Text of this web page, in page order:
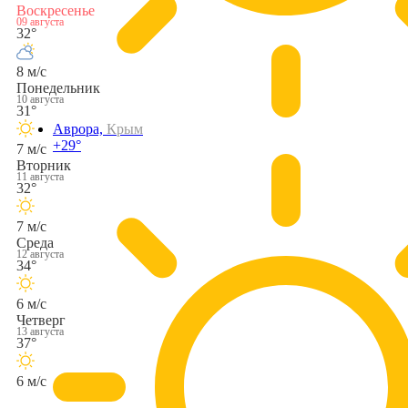
Аврора, Крым
+29°
Воскресенье
09 августа
32°
8 м/с
Понедельник
10 августа
31°
7 м/с
Вторник
11 августа
32°
7 м/с
Среда
12 августа
34°
6 м/с
Четверг
13 августа
37°
6 м/с